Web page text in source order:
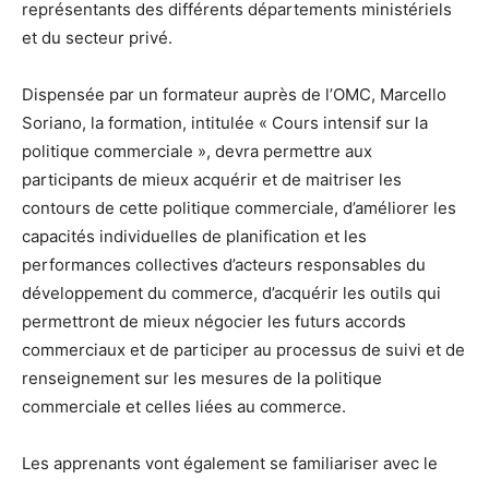
représentants des différents départements ministériels
et du secteur privé.
Dispensée par un formateur auprès de l’OMC, Marcello
Soriano, la formation, intitulée « Cours intensif sur la
politique commerciale », devra permettre aux
participants de mieux acquérir et de maitriser les
contours de cette politique commerciale, d’améliorer les
capacités individuelles de planification et les
performances collectives d’acteurs responsables du
développement du commerce, d’acquérir les outils qui
permettront de mieux négocier les futurs accords
commerciaux et de participer au processus de suivi et de
renseignement sur les mesures de la politique
commerciale et celles liées au commerce.
Les apprenants vont également se familiariser avec le